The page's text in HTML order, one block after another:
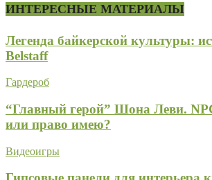
ИНТЕРЕСНЫЕ МАТЕРИАЛЫ
Легенда байкерской культуры:
Belstaff
Гардероб
“Главный герой” Шона Леви.
или право имею?
Видеоигры